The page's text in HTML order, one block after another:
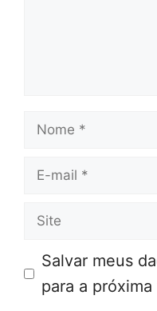
Nome
E-
Site
Salvar meus
para a